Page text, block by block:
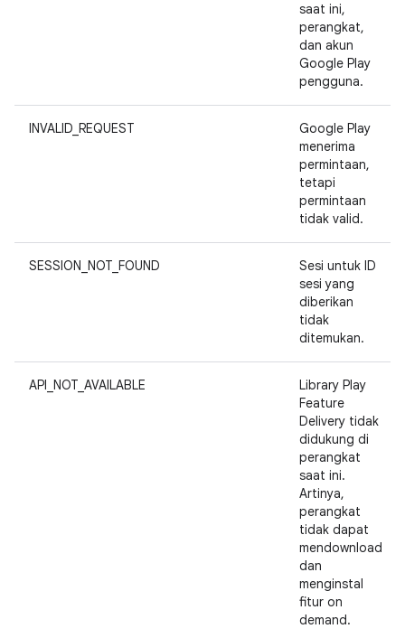
saat ini,
perangkat,
dan akun
Google Play
pengguna.
INVALID_REQUEST
Google Play
menerima
permintaan,
tetapi
permintaan
tidak valid.
SESSION_NOT_FOUND
Sesi untuk ID
sesi yang
diberikan
tidak
ditemukan.
API_NOT_AVAILABLE
Library Play
Feature
Delivery tidak
didukung di
perangkat
saat ini.
Artinya,
perangkat
tidak dapat
mendownload
dan
menginstal
fitur on
demand.